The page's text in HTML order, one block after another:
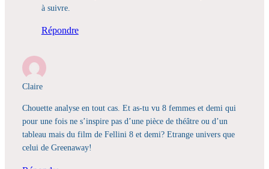
à suivre.
Répondre
Claire
Chouette analyse en tout cas. Et as-tu vu 8 femmes et demi qui
pour une fois ne s’inspire pas d’une pièce de théâtre ou d’un
tableau mais du film de Fellini 8 et demi? Etrange univers que
celui de Greenaway!